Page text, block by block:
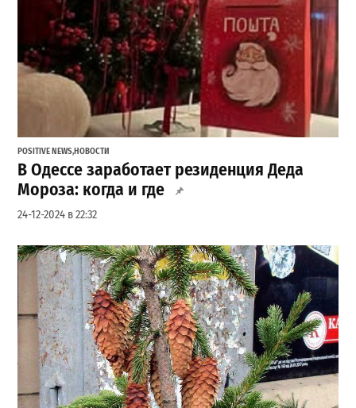
POSITIVE NEWS,НОВОСТИ
В Одессе заработает резиденция Деда
Мороза: когда и где
24-12-2024 в 22:32